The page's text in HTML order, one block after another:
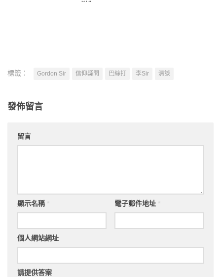
謝你
標籤： Gordon Sir 信仰疑問 巴絲打 李Sir 清談
發佈留言
留言
顯示名稱 電子郵件地址
個人網站網址
請提供答案